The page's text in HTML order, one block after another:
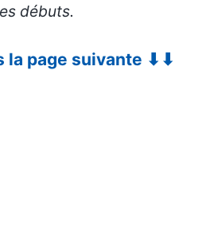
débuts.
la page suivante ⬇⬇